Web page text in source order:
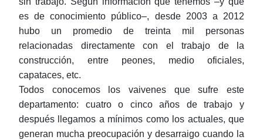
es de conocimiento público‒, desde 2003 a 2012
hubo un promedio de treinta mil personas
relacionadas directamente con el trabajo de la
construcción,
entre peones, medio oficiales,
capataces, etc.
Todos conocemos los vaivenes que sufre este
departamento: cuatro o cinco años de trabajo y
después llegamos a mínimos como los actuales, que
generan mucha preocupación y desarraigo cuando la